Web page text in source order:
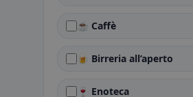
☕ Caffè
🍺 Birreria all’aperto
🍷 Enoteca